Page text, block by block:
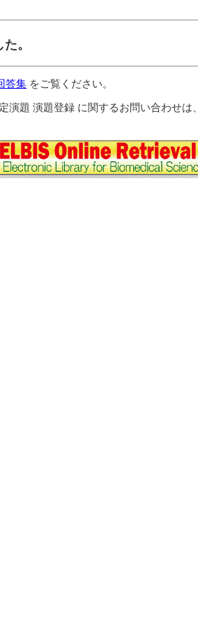
。
答集 をご覧ください。
演題 演題登録 に関するお問い合わせは、